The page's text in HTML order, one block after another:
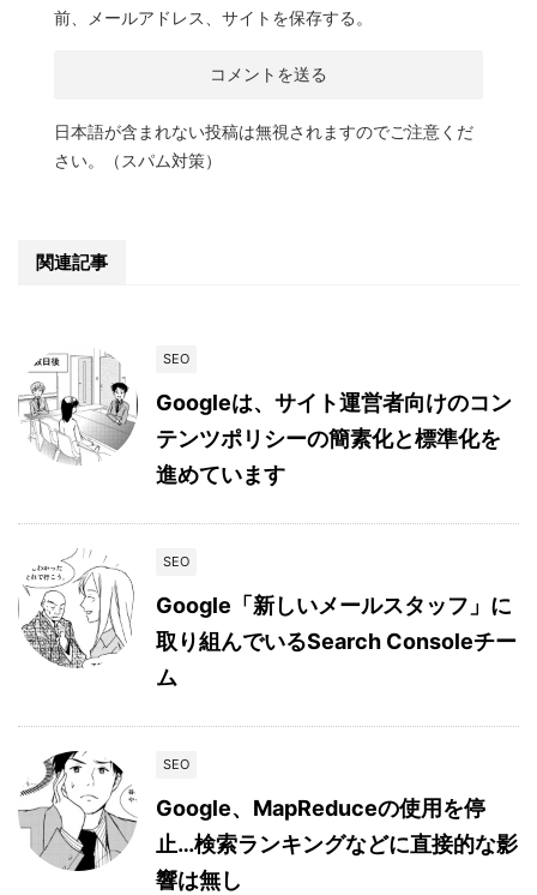
前、メールアドレス、サイトを保存する。
日本語が含まれない投稿は無視されますのでご注意くだ
さい。（スパム対策）
関連記事
SEO
Googleは、サイト運営者向けのコン
テンツポリシーの簡素化と標準化を
進めています
SEO
Google「新しいメールスタッフ」に
取り組んでいるSearch Consoleチー
ム
SEO
Google、MapReduceの使用を停
止…検索ランキングなどに直接的な影
響は無し